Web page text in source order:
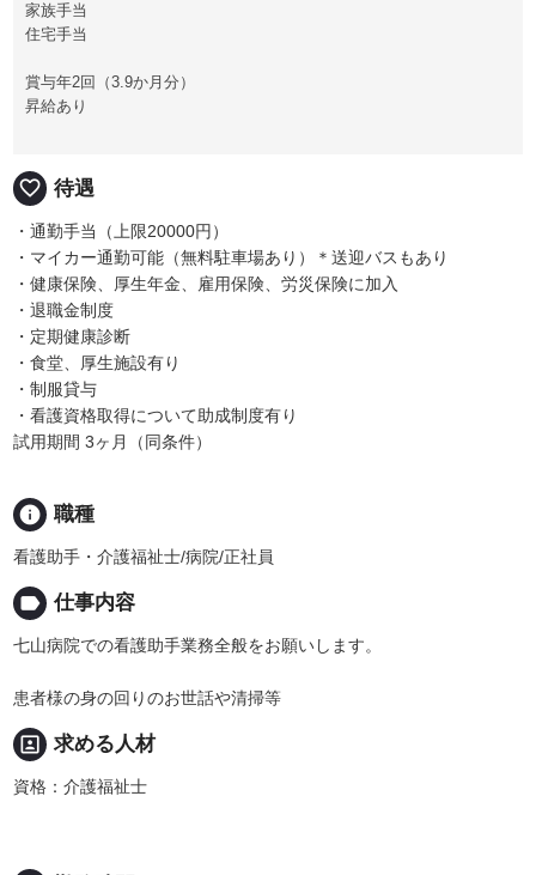
家族手当
住宅手当
賞与年2回（3.9か月分）
昇給あり
favorite_border 待遇
・通勤手当（上限20000円）
・マイカー通勤可能（無料駐車場あり）＊送迎バスもあり
・健康保険、厚生年金、雇用保険、労災保険に加入
・退職金制度
・定期健康診断
・食堂、厚生施設有り
・制服貸与
・看護資格取得について助成制度有り
試用期間 3ヶ月（同条件）
info 職種
看護助手・介護福祉士/病院/正社員
label 仕事内容
七山病院での看護助手業務全般をお願いします。
患者様の身の回りのお世話や清掃等
portrait 求める人材
資格：介護福祉士